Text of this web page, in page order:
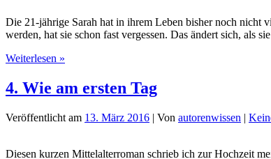
Die 21-jährige Sarah hat in ihrem Leben bisher noch nicht
werden, hat sie schon fast vergessen. Das ändert sich, als
Weiterlesen »
der
Wind
trägt
4. Wie am ersten Tag
Veröffentlicht am 13. März 2016 | Von autorenwissen |
Diesen kurzen Mittelalterroman schrieb ich zur Hochzeit